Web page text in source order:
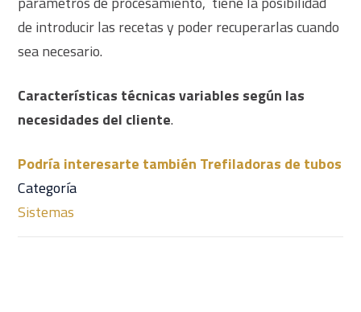
de introducir las recetas y poder recuperarlas cuando
sea necesario.
Características técnicas variables según las
necesidades del cliente.
Podría interesarte también Trefiladoras de tubos
Categoría
Sistemas